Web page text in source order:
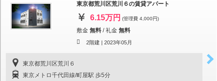
東京都荒川区荒川６の賃貸アパート
6.15万円 (管理費 4,000円)
敷金 無料 /礼金 無料
2階建 | 2023年05月
東京都荒川区荒川６
東京メトロ千代田線/町屋駅 歩5分